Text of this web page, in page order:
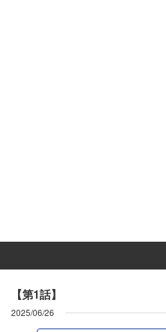
【第1話】
2025/06/26